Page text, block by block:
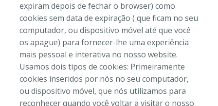
expiram depois de fechar o browser) como
cookies sem data de expiração ( que ficam no seu
computador, ou dispositivo móvel até que você
os apague) para fornecer-lhe uma experiência
mais pessoal e interativa no nosso website.
Usamos dois tipos de cookies: Primeiramente
cookies inseridos por nós no seu computador,
ou dispositivo móvel, que nós utilizamos para
reconhecer quando você voltar a visitar o nosso